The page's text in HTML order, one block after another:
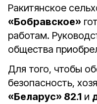
Ракитянское
«Бобравское»
работам.
общества
Для того, чтобы
безопасность,
«Беларус» 82.1 и